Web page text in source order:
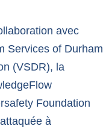
avec
Services of Durham
(VSDR), la
Foundation
à